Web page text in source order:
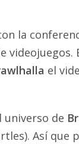
la
el
universo de
Así que